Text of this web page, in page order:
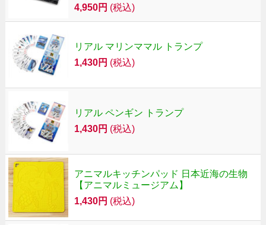
4,950円 (税込)
リアル マリンママル トランプ
1,430円 (税込)
リアル ペンギン トランプ
1,430円 (税込)
アニマルキッチンパッド 日本近海の生物
【アニマルミュージアム】
1,430円 (税込)